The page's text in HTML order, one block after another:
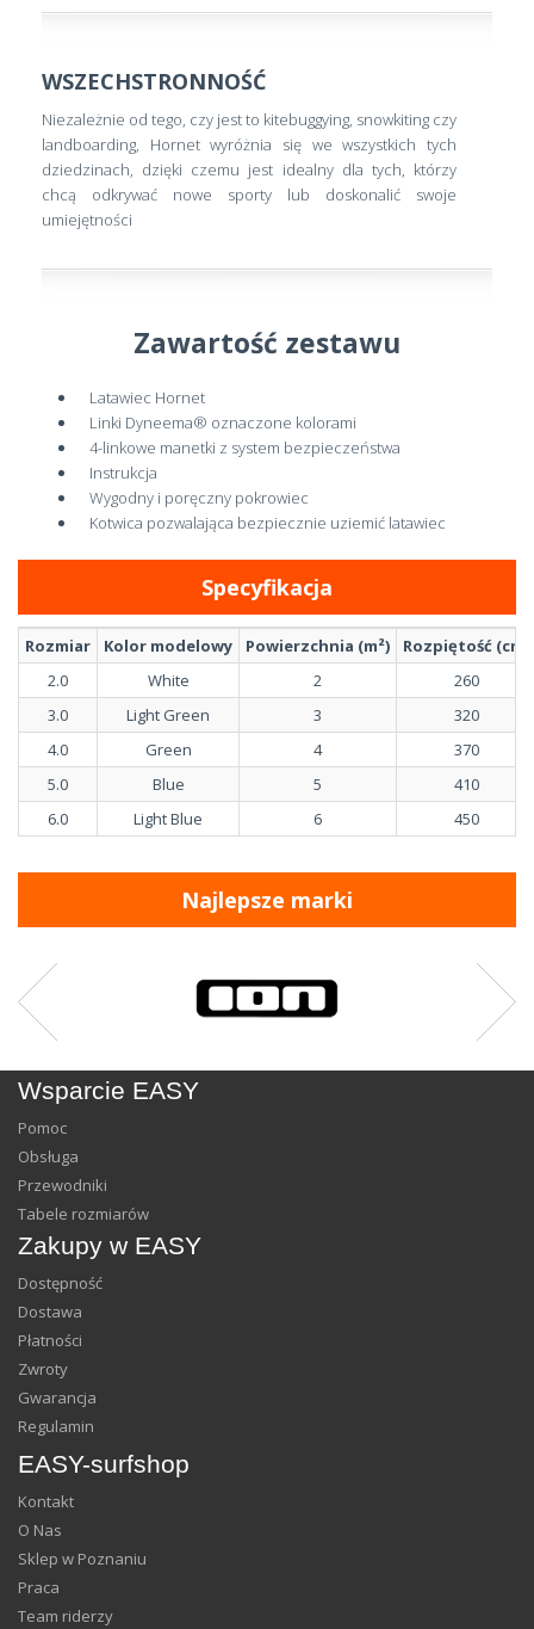
WSZECHSTRONNOŚĆ
Niezależnie od tego, czy jest to kitebuggying, snowkiting czy
landboarding, Hornet wyróżnia się we wszystkich tych
dziedzinach, dzięki czemu jest idealny dla tych, którzy
chcą odkrywać nowe sporty lub doskonalić swoje
umiejętności
Zawartość zestawu
Latawiec Hornet
Linki Dyneema® oznaczone kolorami
4-linkowe manetki z system bezpieczeństwa
Instrukcja
Wygodny i poręczny pokrowiec
Kotwica pozwalająca bezpiecznie uziemić latawiec
Specyfikacja
Rozmiar Kolor modelowy Powierzchnia (m²)
Rozpiętość (cm)
2.0
White 2
260
3.0
Light Green 3
320
4.0
Green 4
370
5.0
Blue 5
410
6.0
Light Blue 6 450
Najlepsze marki
Wsparcie EASY
Pomoc
Obsługa
Przewodniki
Tabele rozmiarów
Zakupy w EASY
Dostępność
Dostawa
Płatności
Zwroty
Gwarancja
Regulamin
EASY-surfshop
Kontakt
O Nas
Sklep w Poznaniu
Praca
Team riderzy